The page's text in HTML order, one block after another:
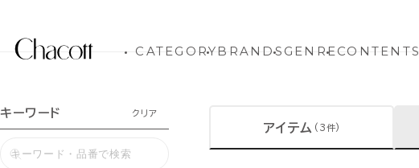
CATEGORYBRANDSGENRECONTENTS
キーワード クリア
アイテム (3件)